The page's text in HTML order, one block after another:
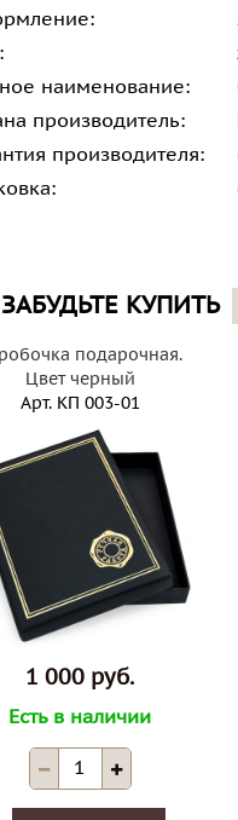
наименование:
производитель:
производителя:
КУПИТЬ
подарочная.
Цвет черный
Арт.КП 003-01
1 000 руб.
Есть в наличии